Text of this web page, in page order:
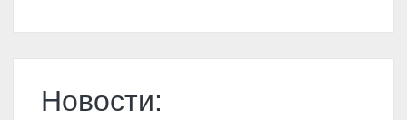
Новости: